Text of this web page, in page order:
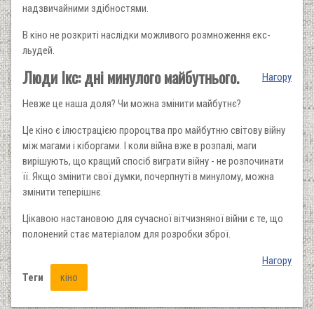
надзвичайними здібностями.
В кіно не розкриті наслідки можливого розмноження екс-
льудей.
Нагору
Люди Ікс: дні минулого майбутнього.
Невже це наша доля? Чи можна змінити майбутнє?
Це кіно є ілюстрацією пророцтва про майбутню світову війну
між магами і кіборгами. І коли війна вже в розпалі, маги
вирішують, що кращий спосіб виграти війну - не розпочинати
її. Якщо змінити свої думки, почерпнуті в минулому, можна
змінити теперішнє.
Цікавою настановою для сучасної вітчизняної війни є те, що
полонений стає матеріалом для розробки зброї.
Нагору
Теги
кіно